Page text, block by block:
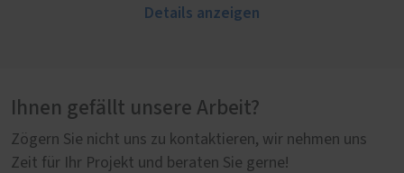
Details anzeigen
Ihnen gefällt unsere Arbeit?
Zögern Sie nicht uns zu kontaktieren, wir nehmen uns
Zeit für Ihr Projekt und beraten Sie gerne!